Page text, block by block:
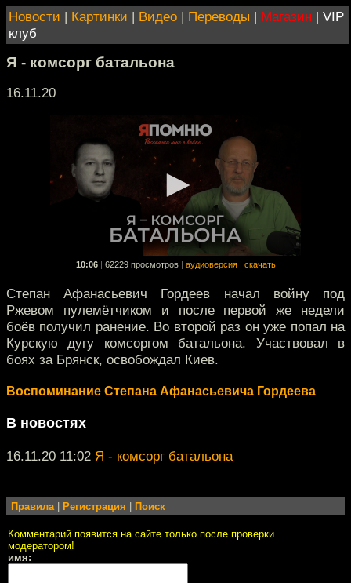
Новости | Картинки | Видео | Переводы | Магазин | VIP
клуб
Я - комсорг батальона
16.11.20
10:06 62229 просмотров аудиоверсия скачать
Степан Афанасьевич Гордеев начал войну под
Ржевом пулемётчиком и после первой же недели
боёв получил ранение. Во второй раз он уже попал на
Курскую дугу комсоргом батальона. Участвовал в
боях за Брянск, освобождал Киев.
Воспоминание Степана Афанасьевича Гордеева
В новостях
16.11.20 11:02 Я - комсорг батальона
Правила| Регистрация Поиск
Комментарий появится на сайте только после проверки
модератором!
имя: